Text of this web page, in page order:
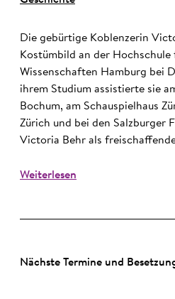
Die gebürtige Koblenzerin
Kostümbild an der Hochschule
Wissenschaften Hamburg bei
ihrem Studium assistierte sie
Bochum, am Schauspielhaus
Zürich und bei den Salzburger
Victoria Behr als
Weiterlesen
Nächste Termine und